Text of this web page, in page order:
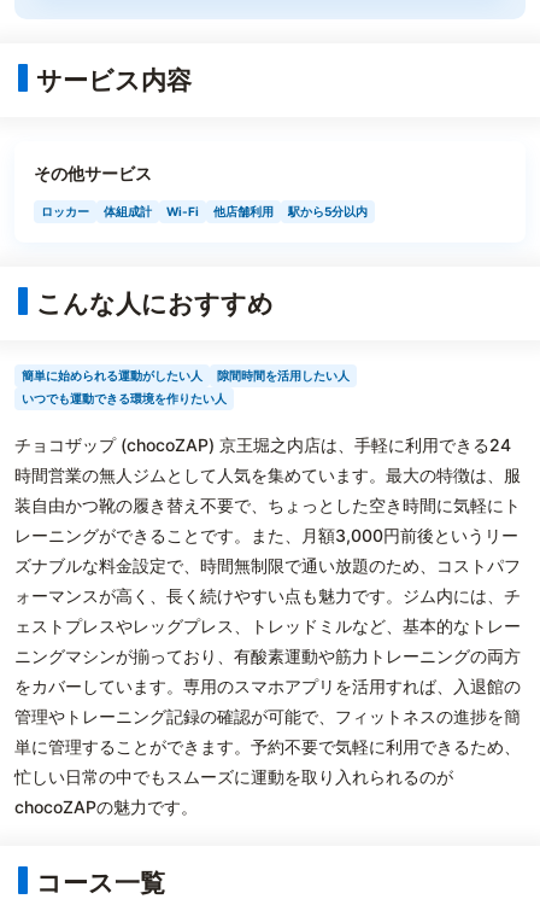
サービス内容
その他サービス
ロッカー 体組成計 Wi-Fi 他店舗利用 駅から5分以内
こんな人におすすめ
簡単に始められる運動がしたい人
隙間時間を活用したい人
いつでも運動できる環境を作りたい人
チョコザップ (chocoZAP) 京王堀之内店は、手軽に利用できる24
時間営業の無人ジムとして人気を集めています。最大の特徴は、服
装自由かつ靴の履き替え不要で、ちょっとした空き時間に気軽にト
レーニングができることです。また、月額3,000円前後というリー
ズナブルな料金設定で、時間無制限で通い放題のため、コストパフ
ォーマンスが高く、長く続けやすい点も魅力です。ジム内には、チ
ェストプレスやレッグプレス、トレッドミルなど、基本的なトレー
ニングマシンが揃っており、有酸素運動や筋力トレーニングの両方
をカバーしています。専用のスマホアプリを活用すれば、入退館の
管理やトレーニング記録の確認が可能で、フィットネスの進捗を簡
単に管理することができます。予約不要で気軽に利用できるため、
忙しい日常の中でもスムーズに運動を取り入れられるのが
chocoZAPの魅力です。
コース一覧